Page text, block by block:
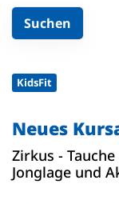
KidsFit
Neues
Zirkus -
Jonglage und